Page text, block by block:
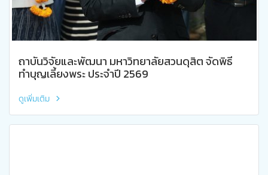
ถาบันวิจัยและพัฒนา มหาวิทยาลัยสวนดุสิต จัดพิธี
ทำบุญเลี้ยงพระ ประจำปี 2569
ดูเพิ่มเติม